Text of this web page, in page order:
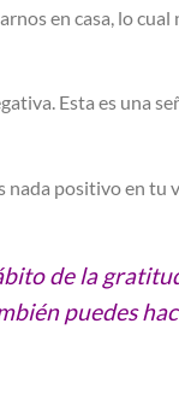
en casa, lo
Esta es una
positivo en tu
de la
puedes